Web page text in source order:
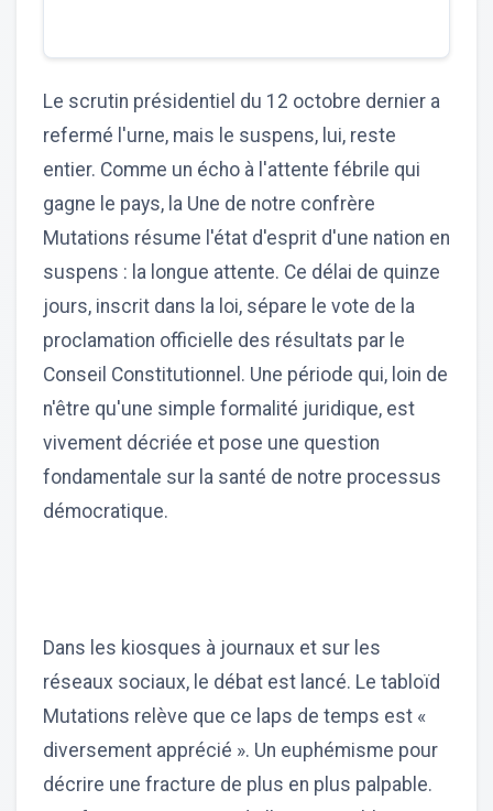
Le scrutin présidentiel du 12 octobre dernier a
refermé l'urne, mais le suspens, lui, reste
entier. Comme un écho à l'attente fébrile qui
gagne le pays, la Une de notre confrère
Mutations résume l'état d'esprit d'une nation en
suspens : la longue attente. Ce délai de quinze
jours, inscrit dans la loi, sépare le vote de la
proclamation officielle des résultats par le
Conseil Constitutionnel. Une période qui, loin de
n'être qu'une simple formalité juridique, est
vivement décriée et pose une question
fondamentale sur la santé de notre processus
démocratique.
Dans les kiosques à journaux et sur les
réseaux sociaux, le débat est lancé. Le tabloïd
Mutations relève que ce laps de temps est «
diversement apprécié ». Un euphémisme pour
décrire une fracture de plus en plus palpable.